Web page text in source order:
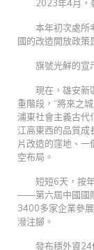
2023年4月，
本年初次處所
國的改造開放政策
旗號光鮮的宣
現在，雄安新
重階段，“將來之
浦東社會主義古代
江高東西的品質成
片改造的窪地、
空布局。
短短6天，按
——第六屆中國國
3400多家企業參
潑注腳。
發布穩外資24